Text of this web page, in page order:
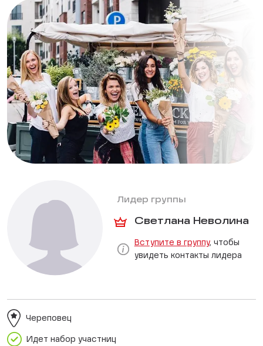
Лидер группы
Светлана Неволина
Вступите в группу, чтобы
увидеть контакты лидера
Идет набор участниц
Череповец